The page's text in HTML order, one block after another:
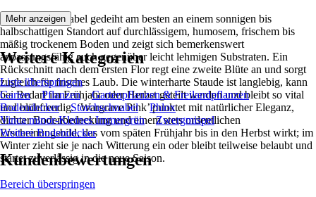
Der Storchschnabel gedeiht am besten an einem sonnigen bis
halbschattigen Standort auf durchlässigem, humosem, frischem bis
mäßig trockenem Boden und zeigt sich bemerkenswert
anpassungsfähig auch gegenüber leicht lehmigen Substraten. Ein
Rückschnitt nach dem ersten Flor regt eine zweite Blüte an und sorgt
zugleich für frisches Laub. Die winterharte Staude ist langlebig, kann
bei Bedarf im Frühjahr oder Herbst geteilt werden und bleibt so vital
und blühfreudig. ‘Wargrave Pink’ punktet mit natürlicher Eleganz,
dichter Bodenbedeckung und einem stets ordentlichen
Erscheinungsbild, das vom späten Frühjahr bis in den Herbst wirkt; im
Winter zieht sie je nach Witterung ein oder bleibt teilweise belaubt und
startet zuverlässig in die neue Saison.
Mehr anzeigen
Weitere Kategorien
Liste überspringen
Garten
Pflanzen
Gartenpflanzen & Freilandpflanzen
Bodendecker
Storchschnabel
Phlox
Vinca minor-Kleines Immergrün
Zwergmispel
Weitere Bodendecker
Kundenbewertungen
Bereich überspringen